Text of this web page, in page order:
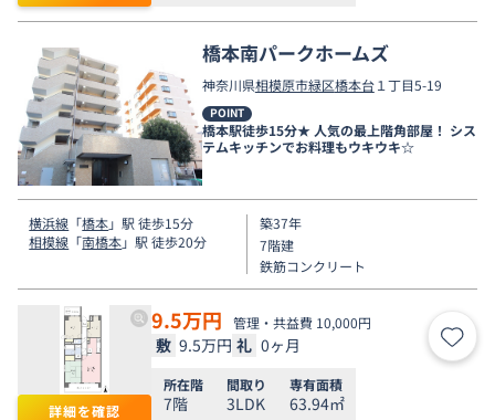
橋本南パークホームズ
神奈川県相模原市緑区橋本台１丁目5-19
POINT
橋本駅徒歩15分★ 人気の最上階角部屋！ シス
テムキッチンでお料理もウキウキ☆
横浜線 「橋本」駅 徒歩15分
相模線 「南橋本」駅 徒歩20分
築37年
7階建
鉄筋コンクリート
詳細を確認
9.5万円 管理・共益費 10,000円
敷 9.5万円 礼 0ヶ月 お気
所在階
7階
間取り
3LDK
専有面積
63.94㎡